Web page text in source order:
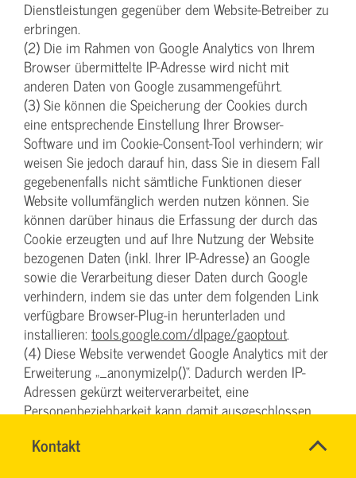
Kontakt
Name*
SVG-
Wiki
Dienstleistungen gegenüber dem Website-Betreiber zu
erbringen.
(2) Die im Rahmen von Google Analytics von Ihrem
Browser übermittelte IP-Adresse wird nicht mit
anderen Daten von Google zusammengeführt.
(3) Sie können die Speicherung der Cookies durch
eine entsprechende Einstellung Ihrer Browser-
Software und im Cookie-Consent-Tool verhindern; wir
weisen Sie jedoch darauf hin, dass Sie in diesem Fall
gegebenenfalls nicht sämtliche Funktionen dieser
Website vollumfänglich werden nutzen können. Sie
können darüber hinaus die Erfassung der durch das
Cookie erzeugten und auf Ihre Nutzung der Website
bezogenen Daten (inkl. Ihrer IP-Adresse) an Google
sowie die Verarbeitung dieser Daten durch Google
verhindern, indem sie das unter dem folgenden Link
verfügbare Browser-Plug-in herunterladen und
installieren: tools.google.com/dlpage/gaoptout.
(4) Diese Website verwendet Google Analytics mit der
Erweiterung „_anonymizeIp()“. Dadurch werden IP-
Adressen gekürzt weiterverarbeitet, eine
Personenbeziehbarkeit kann damit ausgeschlossen
Personenbezug zukommt, wird dieser also sofort